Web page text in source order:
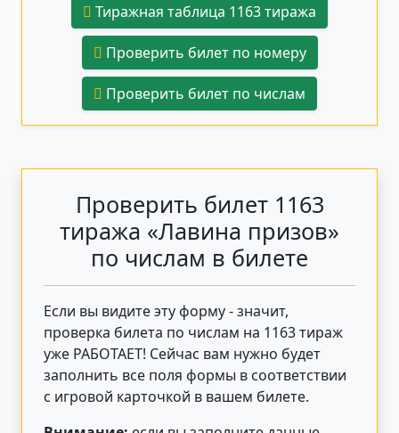
Тиражная таблица 1163 тиража
Проверить билет по номеру
Проверить билет по числам
Проверить билет 1163
тиража «Лавина призов»
по числам в билете
Если вы видите эту форму - значит,
проверка билета по числам на 1163 тираж
уже РАБОТАЕТ! Сейчас вам нужно будет
заполнить все поля формы в соответствии
с игровой карточкой в вашем билете.